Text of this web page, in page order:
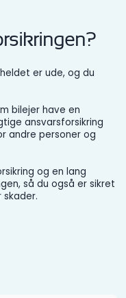
er ude, og du
bilejer have en
ansvarsforsikring
andre personer og
og en lang
så du også er sikret